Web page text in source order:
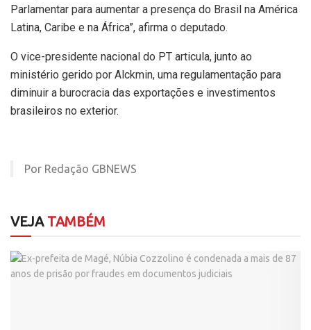
Parlamentar para aumentar a presença do Brasil na América
Latina, Caribe e na África”, afirma o deputado.
O vice-presidente nacional do PT articula, junto ao
ministério gerido por Alckmin, uma regulamentação para
diminuir a burocracia das exportações e investimentos
brasileiros no exterior.
Por Redação GBNEWS
VEJATAMBÉM